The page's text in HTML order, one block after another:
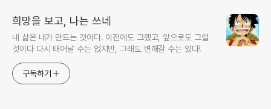
희망을 보고, 나는 쓰네
내 삶은 내가 만드는 것이다. 이전에도 그랬고, 앞으로도 그럴
것이다 다시 태어날 수는 없지만, 그래도 변해갈 수는 있다!
구독하기